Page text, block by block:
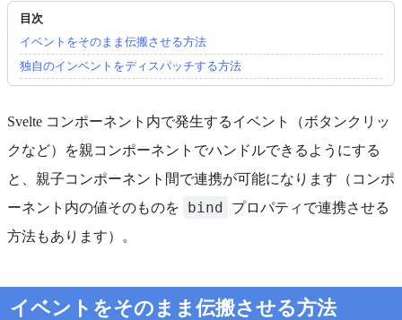
イベントをそのまま伝搬させる方法
独自のインベントをディスパッチする方法
Svelte コンポーネント内で発生するイベント（ボタンクリッ
クなど）を親コンポーネントでハンドルできるようにする
と、親子コンポーネント間で連携が可能になります（コンポ
ーネント内の値そのものを
bind
プロパティで連携させる
方法もあります）。
イベントをそのまま伝搬させる方法